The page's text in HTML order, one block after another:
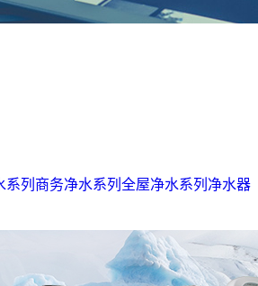
系列 商务净水系列 全屋净水系列 净水器